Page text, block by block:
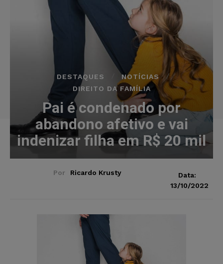
DESTAQUES
NOTÍCIAS
DIREITO DA FAMÍLIA
Pai é condenado por
abandono afetivo e vai
indenizar filha em R$ 20 mil
Por Ricardo Krusty
Data:
13/10/2022